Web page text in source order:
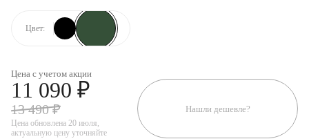
Цвет:
Цена с учетом акции
11 090 ₽
13 490 ₽
Цена обновлена 20 июля,
актуальную цену уточняйте
Нашли дешевле?